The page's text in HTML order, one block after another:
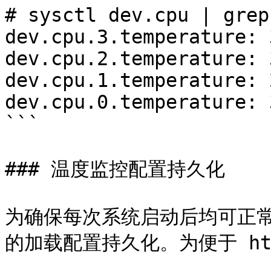
# sysctl dev.cpu | grep
dev.cpu.3.temperature:
dev.cpu.2.temperature:
dev.cpu.1.temperature:
dev.cpu.0.temperature:
```
### 温度监控配置持久化
为确保每次系统启动后均可正
的加载配置持久化。为便于